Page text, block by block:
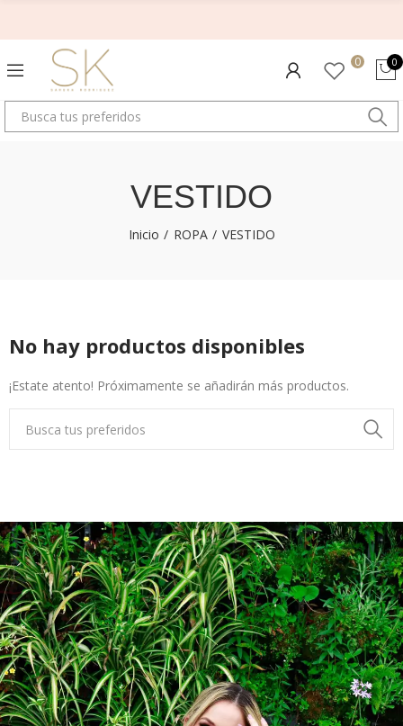
0 0
VESTIDO
Inicio ROPA VESTIDO
No hay productos disponibles
¡Estate atento! Próximamente se añadirán más productos.